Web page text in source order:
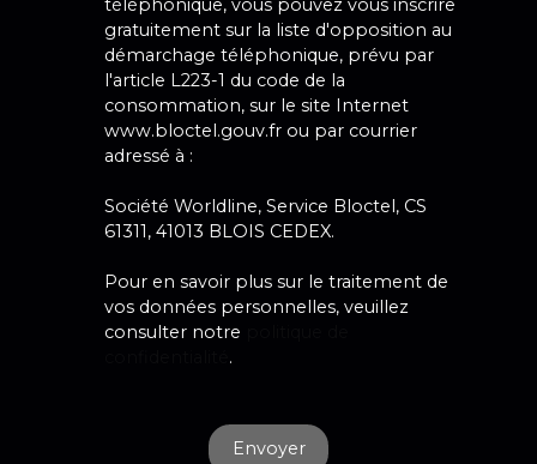
téléphonique, vous pouvez vous inscrire
gratuitement sur la liste d'opposition au
démarchage téléphonique, prévu par
l'article L223-1 du code de la
consommation, sur le site Internet
www.bloctel.gouv.fr ou par courrier
adressé à :
Société Worldline, Service Bloctel, CS
61311, 41013 BLOIS CEDEX.
Pour en savoir plus sur le traitement de
vos données personnelles, veuillez
consulter notre
.
Envoyer